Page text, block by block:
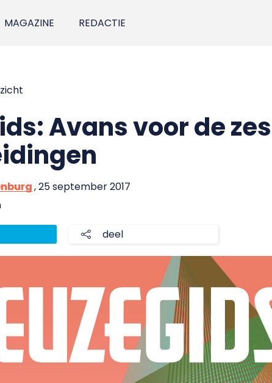
MAGAZINE REDACTIE
Avans voor de
, 25 september 2017
deel